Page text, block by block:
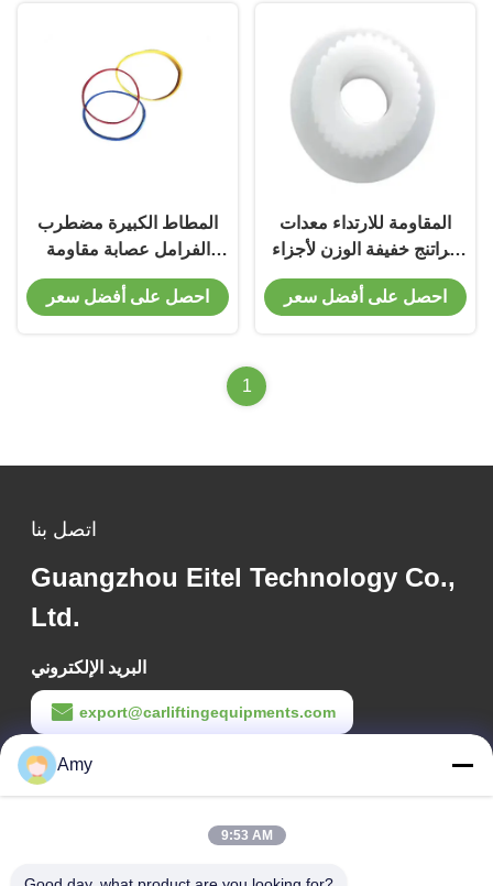
المطاط الكبيرة مضطرب
الفرامل عصابة مقاومة
للتآكل
احصل على أفضل سعر
المقاومة للارتداء معدات
الراتنج خفيفة الوزن لأجزاء
احتياطية قرص الفرامل
احصل على أفضل سعر
1
اتصل بنا
Guangzhou Eitel Technology Co.,
Ltd.
البريد الإلكتروني
export@carliftingequipments.com
وقت العمل
09:00-18:00
Amy
9:53 AM